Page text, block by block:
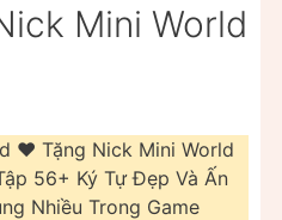
Mini World
❤️️ Tặng Nick Mini World
56+ Ký Tự Đẹp Và Ấn
Nhiều Trong Game